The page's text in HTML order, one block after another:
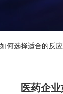
何选择适合的反应
医药企